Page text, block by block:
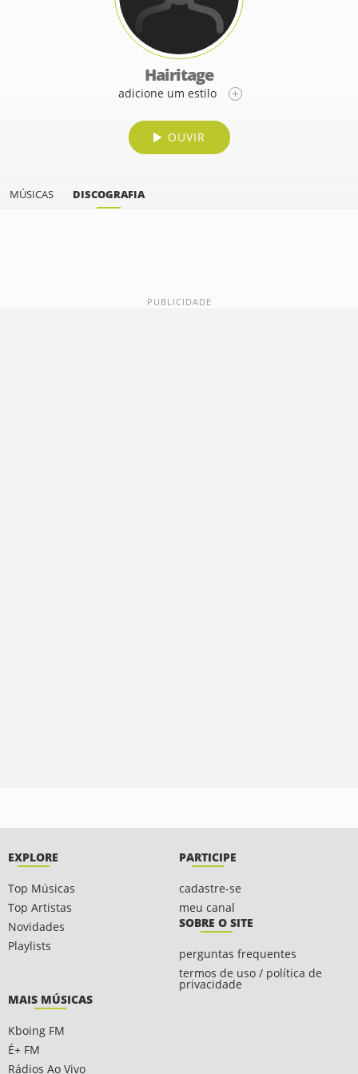
Hairitage
adicione um estilo
OUVIR
MÚSICAS DISCOGRAFIA
EXPLORE
Top Músicas
Top Artistas
Novidades
Playlists
PARTICIPE
cadastre-se
meu canal
SOBRE O SITE
perguntas frequentes
termos de uso / política de
privacidade
MAIS MÚSICAS
Kboing FM
É+ FM
Rádios Ao Vivo